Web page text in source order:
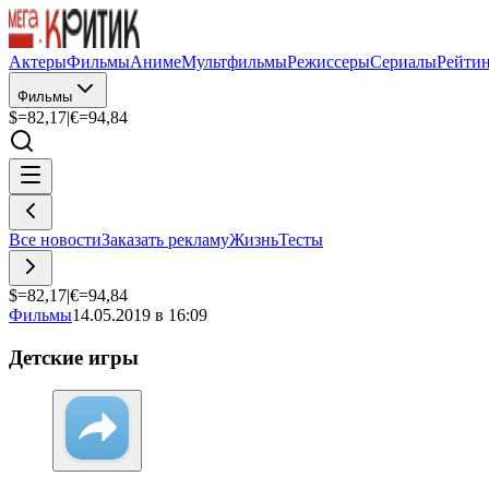
АктерыФильмыАнимеМультфильмыРежиссерыСериалы
Фильмы
$=82,17|€=94,84
Все новостиЗаказать рекламуЖизньТесты
$=82,17|€=94,84
Фильмы14.05.2019 в 16:09
Детские игры